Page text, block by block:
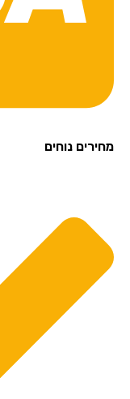
מחירים נוחים